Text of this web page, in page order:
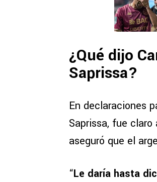
¿Qué dijo
Saprissa?
En declaraciones
Saprissa, fue
aseguró que el
“Le daría hasta